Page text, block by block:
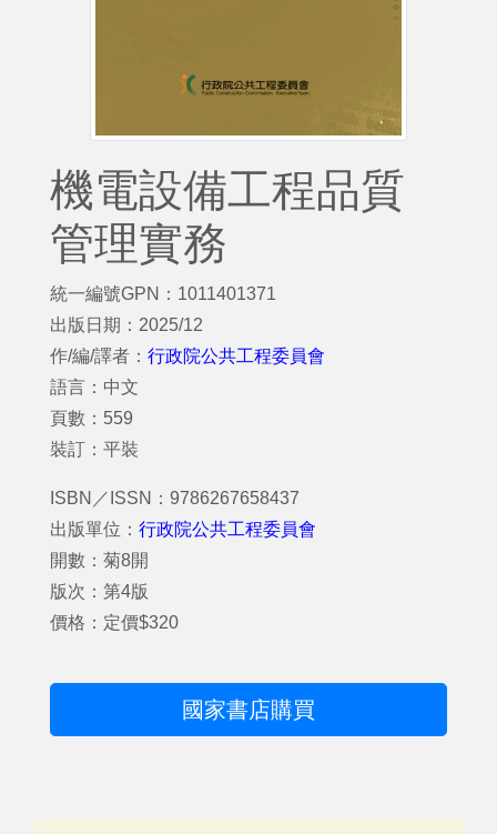
機電設備工程品質
管理實務
統一編號GPN：1011401371
出版日期：2025/12
作/編/譯者： 行政院公共工程委員會
語言：中文
頁數：559
裝訂：平裝
ISBN／ISSN：9786267658437
出版單位： 行政院公共工程委員會
開數：菊8開
版次：第4版
價格：定價$320
國家書店購買